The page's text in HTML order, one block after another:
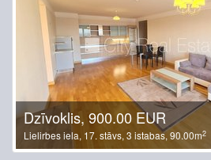
Dzīvoklis, 900.00 EUR
Lielirbes iela, 17. stāvs, 3 istabas, 90.00m2